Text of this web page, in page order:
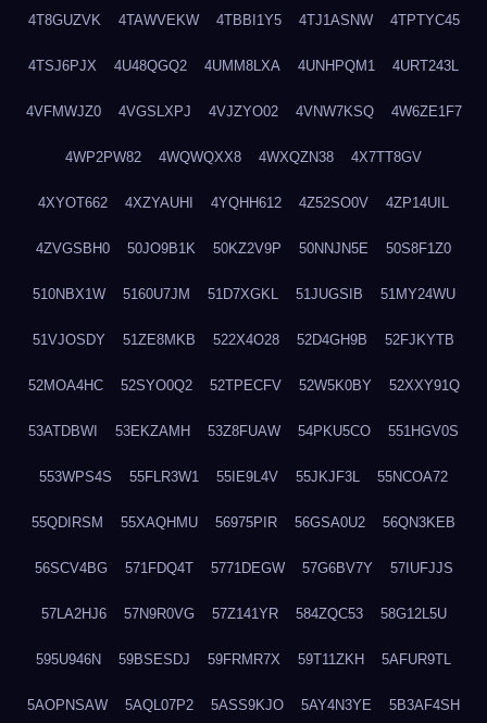
4T8GUZVK 4TAWVEKW 4TBBI1Y5 4TJ1ASNW 4TPTYC45
4TSJ6PJX 4U48QGQ2 4UMM8LXA 4UNHPQM1 4URT243L
4VFMWJZ0 4VGSLXPJ 4VJZYO02 4VNW7KSQ 4W6ZE1F7
4WP2PW82 4WQWQXX8 4WXQZN38 4X7TT8GV
4XYOT662 4XZYAUHI 4YQHH612 4Z52SO0V 4ZP14UIL
4ZVGSBH0 50JO9B1K 50KZ2V9P 50NNJN5E 50S8F1Z0
510NBX1W 5160U7JM 51D7XGKL 51JUGSIB 51MY24WU
51VJOSDY 51ZE8MKB 522X4O28 52D4GH9B 52FJKYTB
52MOA4HC 52SYO0Q2 52TPECFV 52W5K0BY 52XXY91Q
53ATDBWI 53EKZAMH 53Z8FUAW 54PKU5CO 551HGV0S
553WPS4S 55FLR3W1 55IE9L4V 55JKJF3L 55NCOA72
55QDIRSM 55XAQHMU 56975PIR 56GSA0U2 56QN3KEB
56SCV4BG 571FDQ4T 5771DEGW 57G6BV7Y 57IUFJJS
57LA2HJ6 57N9R0VG 57Z141YR 584ZQC53 58G12L5U
595U946N 59BSESDJ 59FRMR7X 59T11ZKH 5AFUR9TL
5AOPNSAW 5AQL07P2 5ASS9KJO 5AY4N3YE 5B3AF4SH